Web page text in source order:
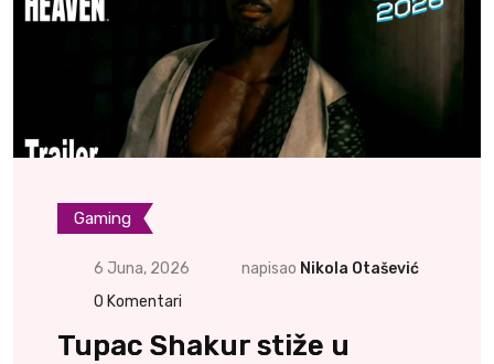
Gaming
6 Juna, 2026 napisao Nikola Otašević
0 Komentari
Tupac Shakur stiže u